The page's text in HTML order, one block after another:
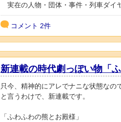
実在の人物・団体・事件・列車ダイ
コメント 2件
新連載の時代劇っぽい物「
只今、精神的にアレでナニな状態なの
と言うわけで、新連載です。
「ふわふわの熊とお殿様」